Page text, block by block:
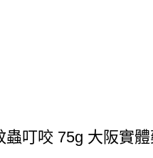
叮咬 75g 大阪實